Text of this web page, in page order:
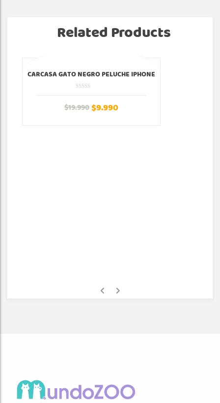
Related Products
¡Oferta!
CARCASA GATO NEGRO PELUCHE IPHONE
$19.990$9.990